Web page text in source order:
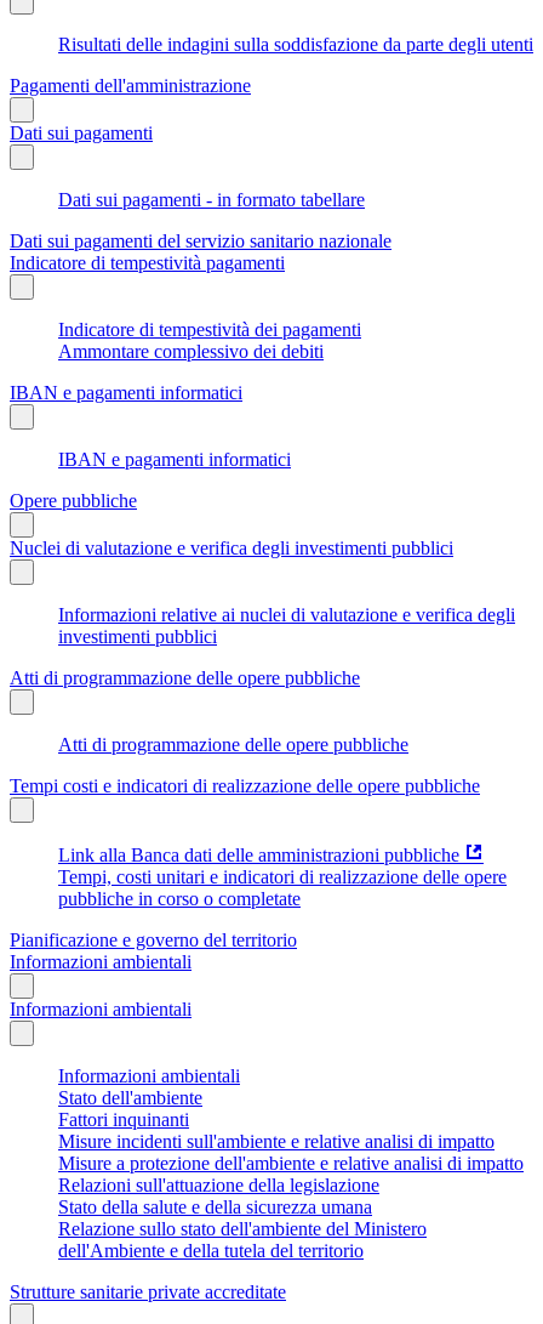
Risultati delle indagini sulla soddisfazione da parte degli utenti
Pagamenti dell'amministrazione
Dati sui pagamenti
Dati sui pagamenti - in formato tabellare
Dati sui pagamenti del servizio sanitario nazionale
Indicatore di tempestività pagamenti
Indicatore di tempestività dei pagamenti
Ammontare complessivo dei debiti
IBAN e pagamenti informatici
IBAN e pagamenti informatici
Opere pubbliche
Nuclei di valutazione e verifica degli investimenti pubblici
Informazioni relative ai nuclei di valutazione e verifica degli
investimenti pubblici
Atti di programmazione delle opere pubbliche
Atti di programmazione delle opere pubbliche
Tempi costi e indicatori di realizzazione delle opere pubbliche
Link alla Banca dati delle amministrazioni pubbliche
Tempi, costi unitari e indicatori di realizzazione delle opere
pubbliche in corso o completate
Pianificazione e governo del territorio
Informazioni ambientali
Informazioni ambientali
Informazioni ambientali
Stato dell'ambiente
Fattori inquinanti
Misure incidenti sull'ambiente e relative analisi di impatto
Misure a protezione dell'ambiente e relative analisi di impatto
Relazioni sull'attuazione della legislazione
Stato della salute e della sicurezza umana
Relazione sullo stato dell'ambiente del Ministero
dell'Ambiente e della tutela del territorio
Strutture sanitarie private accreditate